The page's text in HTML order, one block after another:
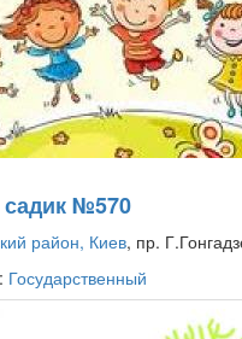
садик №570
район, Киев, пр.
Государственный